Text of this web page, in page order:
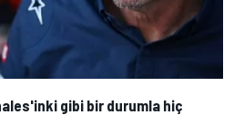
gibi bir durumla hiç